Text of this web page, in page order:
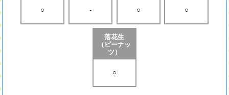
○ - ○ ○
落花生
（ピーナッ
ツ）
○